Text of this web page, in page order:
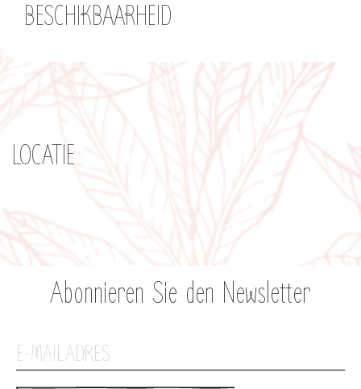
BESCHIKBAARHEID
LOCATIE
Abonnieren Sie den Newsletter